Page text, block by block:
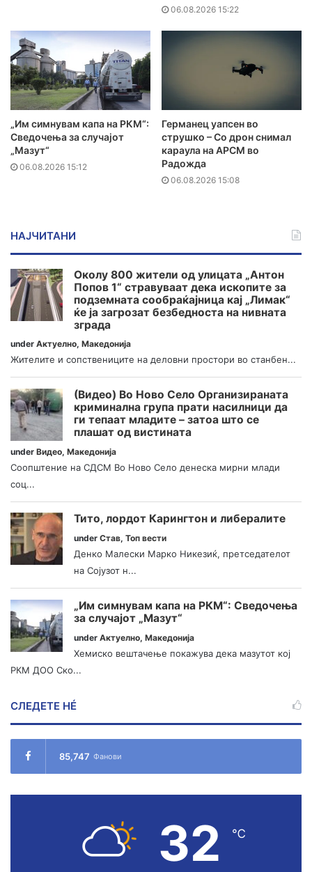
06.08.2026 15:22
„Им симнувам капа на РКМ“:
Сведочења за случајот
„Мазут“
06.08.2026 15:12
Германец уапсен во
струшко – Со дрон снимал
караула на АРСМ во
Радожда
06.08.2026 15:08
НАЈЧИТАНИ
Околу 800 жители од улицата „Антон
Попов 1“ стравуваат дека ископите за
подземната сообраќајница кај „Лимак“
ќе ја загрозат безбедноста на нивната
зграда
under Актуелно, Македонија
Жителите и сопствениците на деловни простори во станбен...
(Видео) Во Ново Село Организираната
криминална група прати насилници да
ги тепаат младите – затоа што се
плашат од вистината
under Видео, Македонија
Соопштение на СДСМ Во Ново Село денеска мирни млади
соц...
Тито, лордот Карингтон и либералите
under Став, Топ вести
Денко Малески Марко Никезиќ, претседателот
на Сојузот н...
„Им симнувам капа на РКМ“: Сведочења
за случајот „Мазут“
under Актуелно, Македонија
Хемиско вештачење покажува дека мазутот кој
РКМ ДОО Ско...
СЛЕДЕТЕ НÉ
85,747 Фанови
32 ℃